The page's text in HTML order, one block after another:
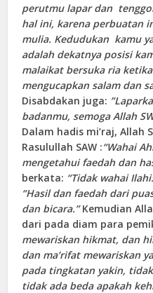
perutmu lapar dan
hal ini, karena perbuatan
mulia. Kedudukan kamu
adalah dekatnya posisi
malaikat bersuka ria
mengucapkan salam dan
Disabdakan juga:
badanmu, semoga Allah
Dalam hadis mi’raj, Allah
Rasulullah SAW :“Wahai
mengetahui faedah dan
berkata: “Tidak wahai
“Hasil dan faedah dari
dan bicara.”Kemudian
dari pada diam para
mewariskan hikmat, dan
dan ma’rifat mewariskan
pada tingkatan yakin,
tidak ada beda apakah